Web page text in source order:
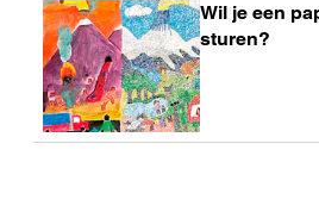
Wil je een
sturen?
Lees
meer